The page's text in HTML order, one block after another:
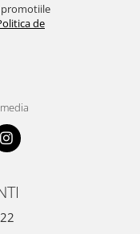
promotiile
de